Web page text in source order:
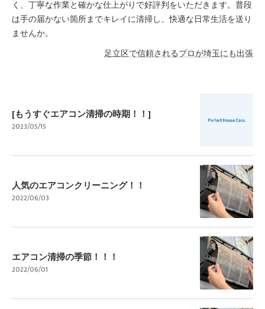
く、丁寧な作業と確かな仕上がりで好評判をいただきます。普段
は手の届かない箇所までキレイに清掃し、快適な日常生活を送り
ませんか。
足立区で信頼されるプロが埼玉にも出張
[もうすぐエアコン清掃の時期！！]
2023/05/15
人気のエアコンクリーニング！！
2022/06/03
エアコン清掃の季節！！！
2022/06/01